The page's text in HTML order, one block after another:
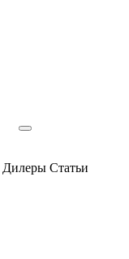
Дилеры Статьи